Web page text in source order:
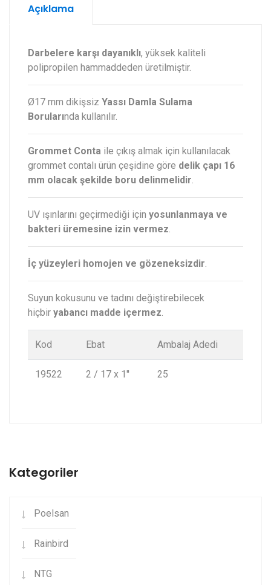
Açıklama
Darbelere karşı dayanıklı, yüksek kaliteli
polipropilen hammaddeden üretilmiştir.
Ø17 mm dikişsiz Yassı Damla Sulama
Borularında kullanılır.
Grommet Conta ile çıkış almak için kullanılacak
grommet contalı ürün çeşidine göre delik çapı 16
mm olacak şekilde boru delinmelidir.
UV ışınlarını geçirmediği için yosunlanmaya ve
bakteri üremesine izin vermez.
İç yüzeyleri homojen ve gözeneksizdir.
Suyun kokusunu ve tadını değiştirebilecek
hiçbir yabancı madde içermez.
Kod Ebat Ambalaj Adedi
19522 2 / 17 x 1'' 25
Kategoriler
Poelsan
Rainbird
NTG